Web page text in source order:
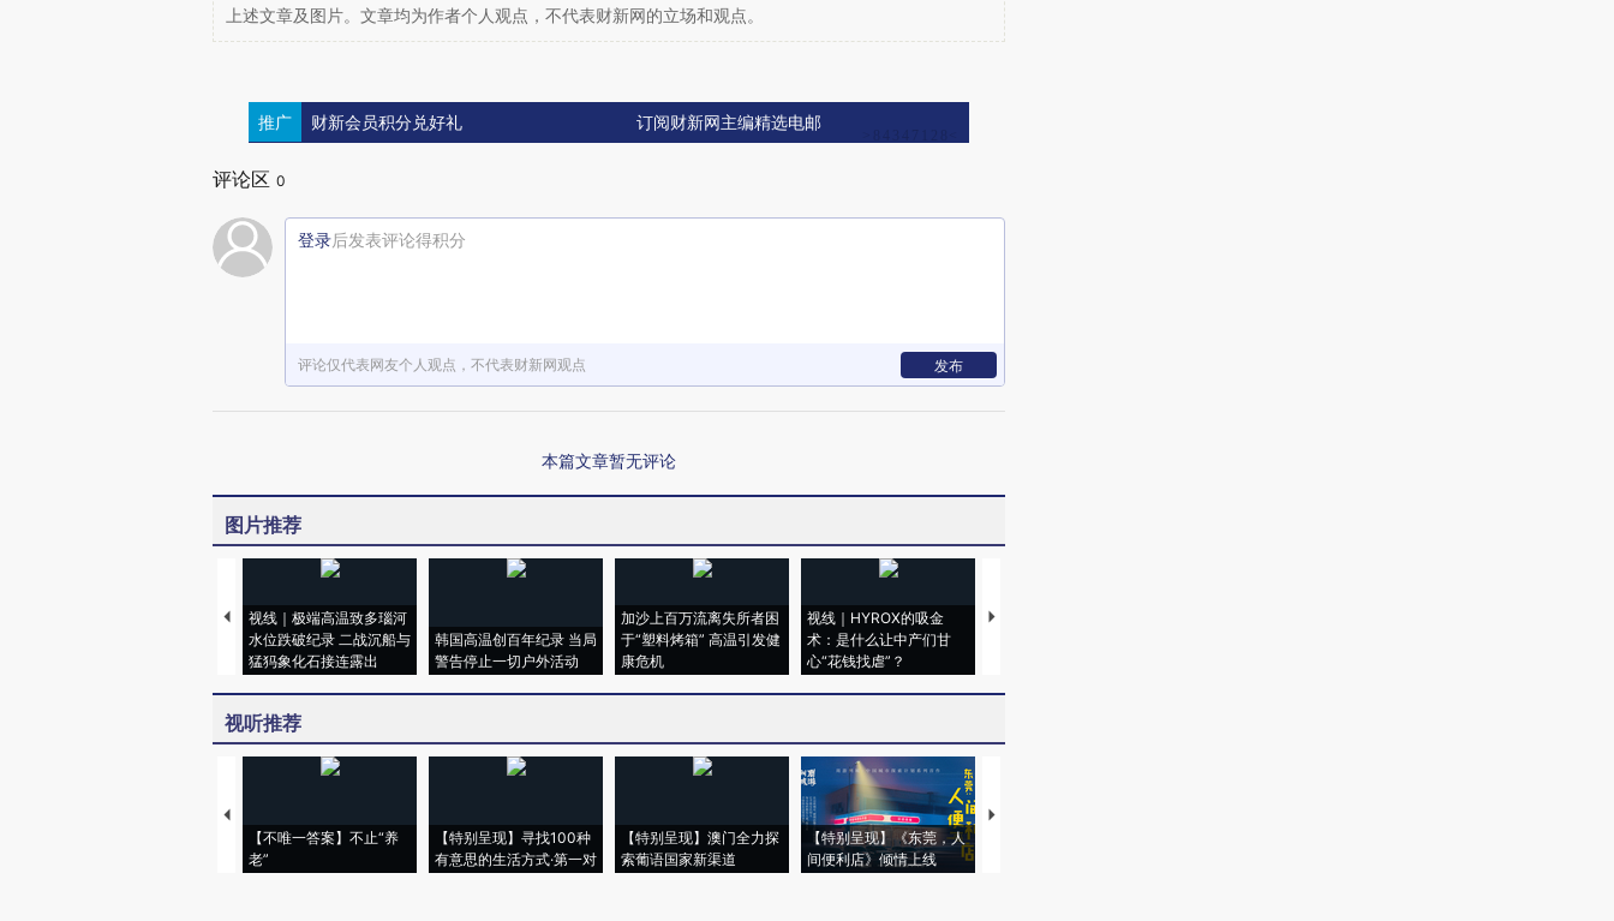
上述文章及图片。文章均为作者个人观点，不代表财新网的立场和观点。
推广 财新会员积分兑好礼 订阅财新网主编精选电邮
评论区 0
登录后发表评论得积分
评论仅代表网友个人观点，不代表财新网观点 发布
本篇文章暂无评论
图片推荐
视线｜极端高温致多瑙河
水位跌破纪录 二战沉船与
猛犸象化石接连露出
韩国高温创百年纪录 当局
警告停止一切户外活动
加沙上百万流离失所者困
于“塑料烤箱” 高温引发健
康危机
视线｜HYROX的吸金
术：是什么让中产们甘
心“花钱找虐”？
马航飞行员跨国走私7万
视听推荐
【不唯一答案】不止“养
老”
【特别呈现】寻找100种
有意思的生活方式·第一对
【特别呈现】澳门全力探
索葡语国家新渠道
【特别呈现】《东莞，人
间便利店》倾情上线
【推广】走进第四届链博